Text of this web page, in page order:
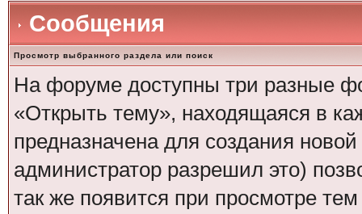
Сообщения
Просмотр выбранного раздела или поиск
На форуме доступны три разные
«Открыть тему», находящаяся в
предназначена для создания
администратор разрешил это)
так же появится при просмотре